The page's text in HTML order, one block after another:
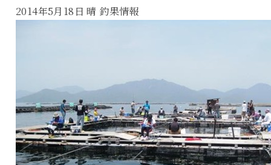
2014年5月18日 晴 釣果情報